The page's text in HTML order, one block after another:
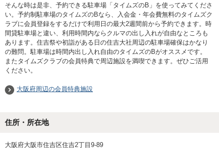
そんな時は是非、予約できる駐車場「タイムズのB」を使ってみてくださ
い。予約制駐車場のタイムズのBなら、入会金・年会費無料のタイムズク
ラブに会員登録をするだけで利用日の最大2週間前から予約できます。時
間貸駐車場と違い、利用時間内ならクルマの出し入れが自由なところも
あります。住吉祭や初詣がある日の住吉大社周辺の駐車場確保はかなり
の難問。駐車場は時間内出し入れ自由のタイムズのBがオススメです。
またタイムズクラブの会員特典で周辺施設を満喫できます。ぜひご活用
ください。
大阪府周辺の会員特典施設
住所・所在地
大阪府大阪市住吉区住吉2丁目9-89